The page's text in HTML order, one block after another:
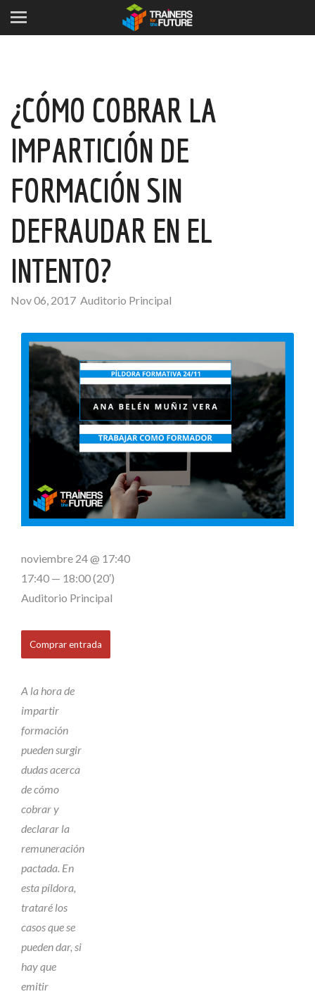
¿CÓMO COBRAR LA
IMPARTICIÓN DE
FORMACIÓN SIN
DEFRAUDAR EN EL
INTENTO?
Nov 06, 2017 Auditorio Principal
A la hora de
impartir
formación
pueden surgir
dudas acerca
de cómo
cobrar y
declarar la
remuneración
pactada. En
esta píldora,
trataré los
casos que se
pueden dar, si
hay que
emitir
noviembre 24 @ 17:40
17:40 — 18:00(20′)
Auditorio Principal
Comprar entrada